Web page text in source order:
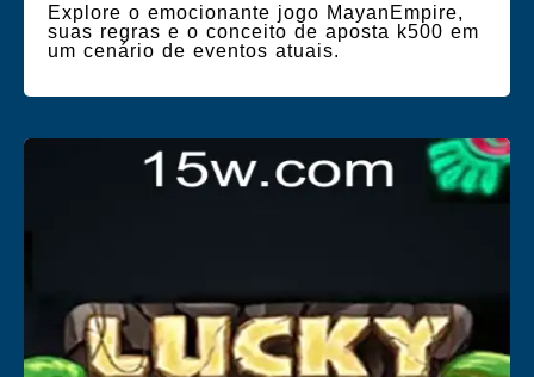
Explore o emocionante jogo MayanEmpire,
suas regras e o conceito de aposta k500 em
um cenário de eventos atuais.